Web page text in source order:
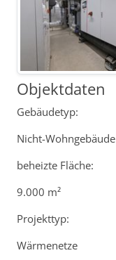
Objektdaten
Gebäudetyp:
Nicht-Wohngebäude
beheizte Fläche:
9.000 m²
Projekttyp:
Wärmenetze